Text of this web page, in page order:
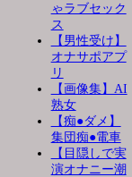
ゃラブセック
ス
【男性受け】
オナサポアプ
リ
【画像集】AI
熟女
【痴●ダメ】
集団痴●電車
【目隠しで実
演オナニー潮